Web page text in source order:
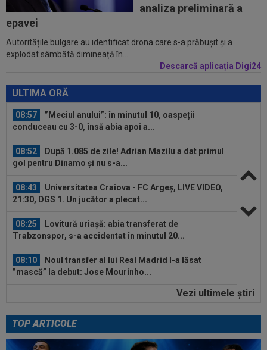
analiza preliminară a
epavei
Autoritățile bulgare au identificat drona care s-a prăbușit și a
explodat sâmbătă dimineață în...
Descarcă aplicația Digi24
ULTIMA ORĂ
Belgienii s-au convins de Darius Olaru, după
primul gol la Union Saint-Gilloise
09:03
Petrolul - Oțelul, LIVE VIDEO, 18:30, Digi Sport
1. Moldovenii s-au impus cu...
obiective a setat Cristi Chivu la Inter...
08:57
”Meciul anului”: în minutul 10, oaspeții
conduceau cu 3-0, însă abia apoi a...
08:52
După 1.085 de zile! Adrian Mazilu a dat primul
gol pentru Dinamo și nu s-a...
08:43
Universitatea Craiova - FC Argeș, LIVE VIDEO,
21:30, DGS 1. Un jucător a plecat...
08:25
Lovitură uriașă: abia transferat de
Trabzonspor, s-a accidentat în minutul 20...
08:10
Noul transfer al lui Real Madrid l-a lăsat
”mască” la debut: Jose Mourinho...
Belgienii s-au convins de Darius Olaru, după
09:03
Petrolul - Oțelul, LIVE VIDEO, 18:30, Digi Sport
1. Moldovenii s-au impus cu...
Vezi ultimele ştiri
TOP ARTICOLE